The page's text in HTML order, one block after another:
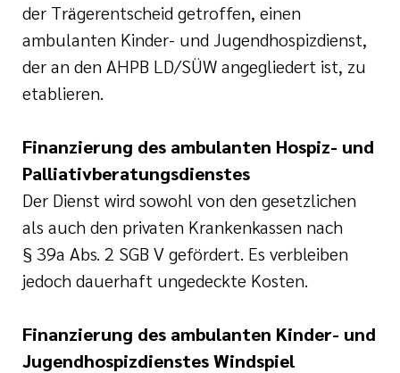
der Trägerentscheid getroffen, einen
ambulanten Kinder- und Jugendhospizdienst,
der an den AHPB LD/SÜW angegliedert ist, zu
etablieren.
Finanzierung des ambulanten Hospiz- und
Palliativberatungsdienstes
Der Dienst wird sowohl von den gesetzlichen
als auch den privaten Krankenkassen nach
§ 39a Abs. 2 SGB V gefördert. Es verbleiben
jedoch dauerhaft ungedeckte Kosten.
Finanzierung des ambulanten Kinder- und
Jugendhospizdienstes Windspiel